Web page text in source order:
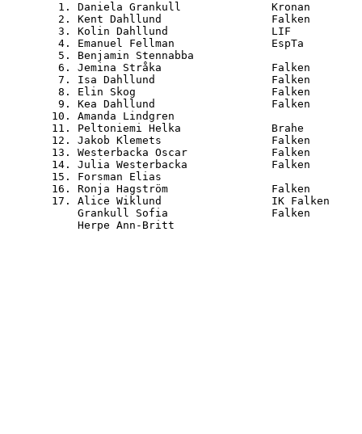
1. Daniela Grankull              Kronan
2. Kent Dahllund                 Falken
3. Kolin Dahllund                LIF
4. Emanuel Fellman               EspTa
5. Benjamin Stennabba
6. Jemina Stråka                 Falken
7. Isa Dahllund                  Falken
8. Elin Skog                     Falken
9. Kea Dahllund                  Falken
10. Amanda Lindgren
11. Peltoniemi Helka              Brahe
12. Jakob Klemets                 Falken
13. Westerbacka Oscar             Falken
14. Julia Westerbacka             Falken
15. Forsman Elias
16. Ronja Hagström                Falken
17. Alice Wiklund                 IK Falken
Grankull Sofia                Falken